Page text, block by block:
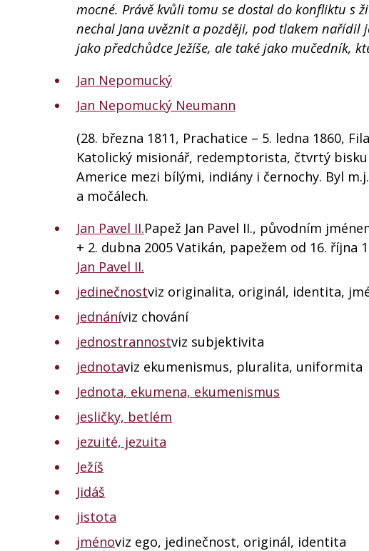
mocné. Právě kvůli tomu se dostal do konfliktu s
nechal Jana uvěznit a později, pod tlakem nařídil
jako předchůdce Ježíše, ale také jako mučedník,
Jan Nepomucký
Jan Nepomucký Neumann
(28. března 1811, Prachatice – 5. ledna 1860,
Katolický misionář, redemptorista, čtvrtý
Americe mezi bílými, indiány i černochy. Byl
a močálech.
Jan Pavel II.Papež Jan Pavel II., původním
+ 2. dubna 2005 Vatikán, papežem od 16. října
Jan Pavel II.
jedinečnostviz originalita, originál, identita,
jednáníviz chování
jednostrannostviz subjektivita
jednotaviz ekumenismus, pluralita, uniformita
Jednota, ekumena, ekumenismus
jesličky, betlém
jezuité, jezuita
Ježíš
Jidáš
jistota
jménoviz ego, jedinečnost, originál, identita